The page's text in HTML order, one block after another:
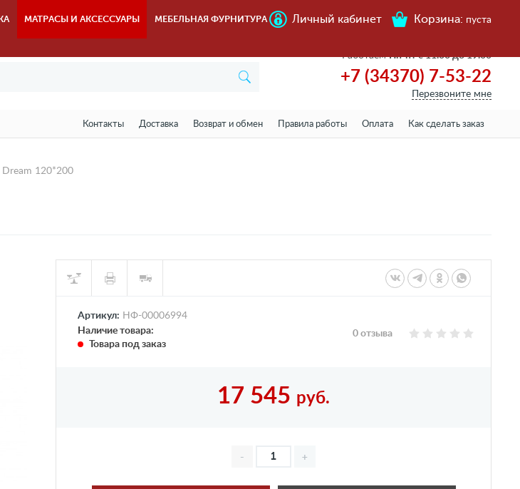
МАТРАСЫ И АКСЕССУАРЫ МЕБЕЛЬНАЯ ФУРНИТУРА Личный кабинет Корзина: пуста
РаботаемПн-пт с 11.00 до 19.00
+7 (34370) 7-53-22
Перезвоните мне
Контакты Доставка Возврат и обмен Правила работы Оплата Как сделать заказ
Dream 120*200
Артикул: НФ-00006994
Наличие товара:
Товара под заказ
0 отзыва
17 545 руб.